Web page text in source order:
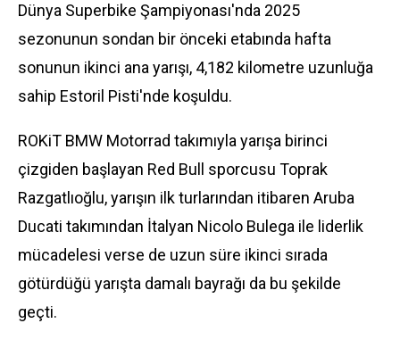
Dünya Superbike Şampiyonası'nda 2025
sezonunun sondan bir önceki etabında hafta
sonunun ikinci ana yarışı, 4,182 kilometre uzunluğa
sahip Estoril Pisti'nde koşuldu.
ROKiT BMW Motorrad takımıyla yarışa birinci
çizgiden başlayan Red Bull sporcusu Toprak
Razgatlıoğlu, yarışın ilk turlarından itibaren Aruba
Ducati takımından İtalyan Nicolo Bulega ile liderlik
mücadelesi verse de uzun süre ikinci sırada
götürdüğü yarışta damalı bayrağı da bu şekilde
geçti.